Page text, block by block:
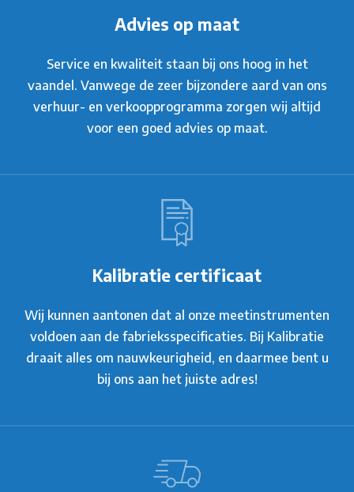
Advies op maat
Service en kwaliteit staan bij ons hoog in het
vaandel. Vanwege de zeer bijzondere aard van ons
verhuur- en verkoopprogramma zorgen wij altijd
voor een goed advies op maat.
Kalibratie certificaat
Wij kunnen aantonen dat al onze meetinstrumenten
voldoen aan de fabrieksspecificaties. Bij Kalibratie
draait alles om nauwkeurigheid, en daarmee bent u
bij ons aan het juiste adres!